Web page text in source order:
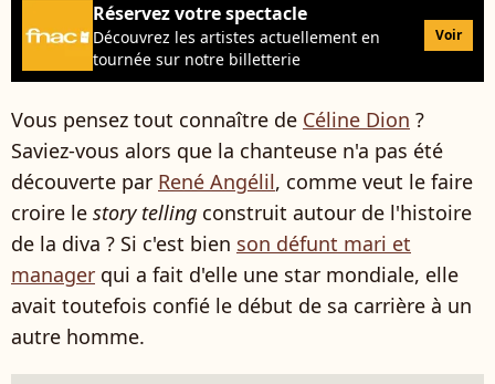
Réservez votre spectacle
Découvrez les artistes actuellement en
tournée sur notre billetterie
Voir
Vous pensez tout connaître de Céline Dion ?
Saviez-vous alors que la chanteuse n'a pas été
découverte par René Angélil, comme veut le faire
croire le story telling construit autour de l'histoire
de la diva ? Si c'est bien son défunt mari et
manager qui a fait d'elle une star mondiale, elle
avait toutefois confié le début de sa carrière à un
autre homme.